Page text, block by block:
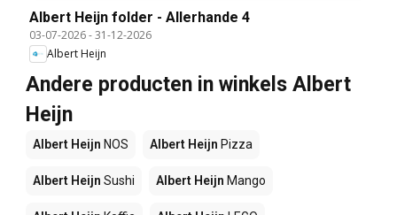
Albert Heijn folder - Allerhande 4
03-07-2026-31-12-2026
Albert Heijn
Andere producten in winkels Albert
Heijn
Albert Heijn NOS Albert Heijn Pizza
Albert Heijn Sushi Albert Heijn Mango